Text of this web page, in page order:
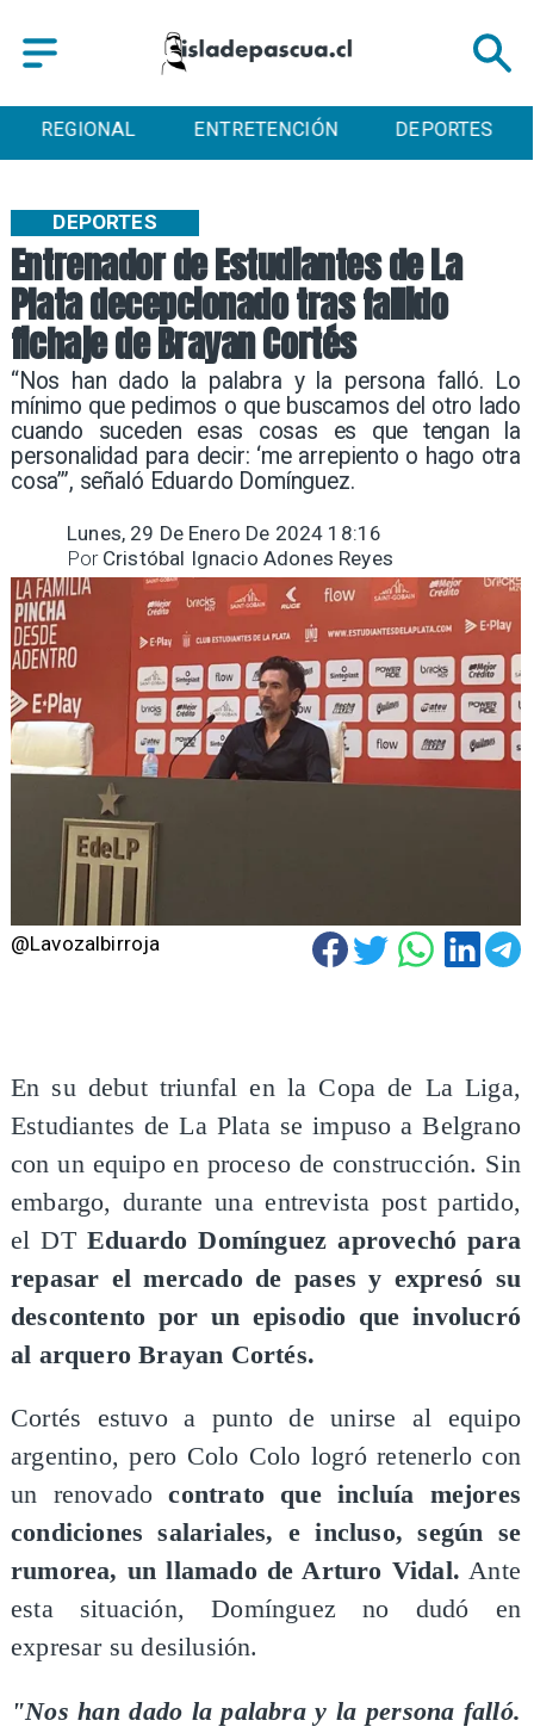
ENTRETENCIÓN DEPORTES CULTURA
Entrenador de Estudiantes de La
Plata decepcionado tras fallido
fichaje de Brayan Cortés
​“Nos han dado la palabra y la persona falló. Lo
mínimo que pedimos o que buscamos del otro lado
cuando suceden esas cosas es que tengan la
personalidad para decir: ‘me arrepiento o hago otra
cosa’”, señaló Eduardo Domínguez.
DEPORTES
Lunes, 29 De Enero De 2024 18:16
Cristóbal Ignacio Adones Reyes
Por
@Lavozalbirroja
En su debut triunfal en la Copa de La Liga,
Estudiantes de La Plata se impuso a Belgrano
con un equipo en proceso de construcción. Sin
embargo, durante una entrevista post partido,
el DT Eduardo Domínguez aprovechó para
repasar el mercado de pases y expresó su
descontento por un episodio que involucró
al arquero Brayan Cortés.
Cortés estuvo a punto de unirse al equipo
argentino, pero Colo Colo logró retenerlo con
un renovadocontrato que incluía mejores
condiciones salariales, e incluso, según se
rumorea, un llamado de Arturo Vidal. Ante
esta situación, Domínguez no dudó en
expresar su desilusión.
"Nos han dado la palabra y la persona falló.